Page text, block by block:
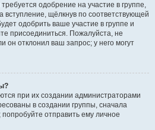
одобрение на участие в группе,
вступление, щёлкнув по соответствующей
одобрить ваше участие в группе и
присоединиться. Пожалуйста, не
он отклонил ваш запрос; у него могут
при их создании администраторами
в создании группы, сначала
отправить ему личное